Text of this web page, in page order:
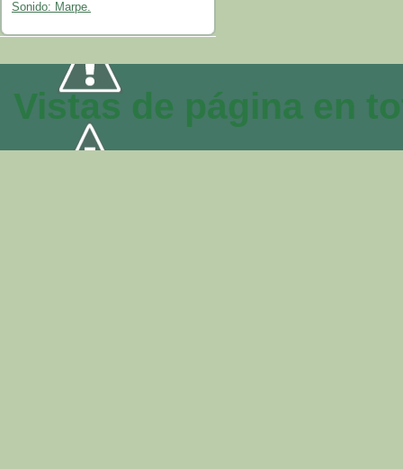
Sonido: Marpe.
Vistas de página en